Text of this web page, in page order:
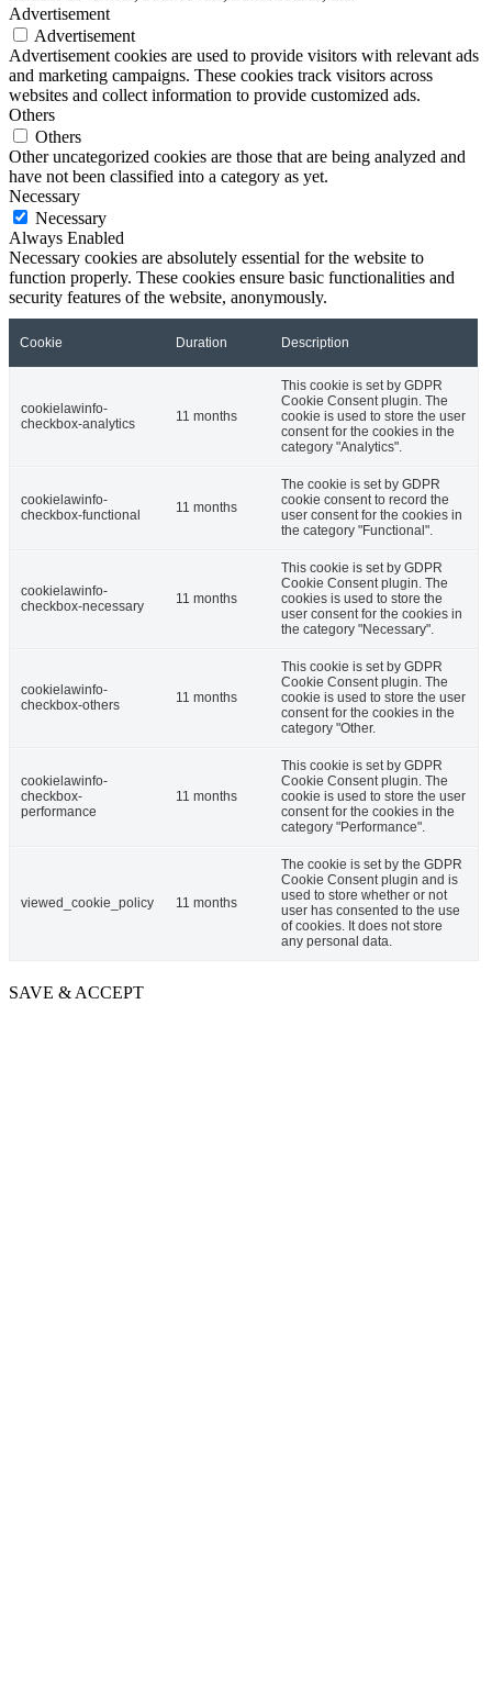
Advertisement
Advertisement
Advertisement cookies are used to provide visitors with relevant ads
and marketing campaigns. These cookies track visitors across
websites and collect information to provide customized ads.
Others
Others
Other uncategorized cookies are those that are being analyzed and
have not been classified into a category as yet.
Necessary
Necessary
Always Enabled
Necessary cookies are absolutely essential for the website to
function properly. These cookies ensure basic functionalities and
security features of the website, anonymously.
Cookie Duration Description
cookielawinfo-
checkbox-analytics
11 months
This cookie is set by GDPR
Cookie Consent plugin. The
cookie is used to store the user
consent for the cookies in the
category "Analytics".
cookielawinfo-
checkbox-functional
11 months
The cookie is set by GDPR
cookie consent to record the
user consent for the cookies in
the category "Functional".
cookielawinfo-
checkbox-necessary
11 months
This cookie is set by GDPR
Cookie Consent plugin. The
cookies is used to store the
user consent for the cookies in
the category "Necessary".
cookielawinfo-
checkbox-others
11 months
This cookie is set by GDPR
Cookie Consent plugin. The
cookie is used to store the user
consent for the cookies in the
category "Other.
cookielawinfo-
checkbox-
performance
11 months
This cookie is set by GDPR
Cookie Consent plugin. The
cookie is used to store the user
consent for the cookies in the
category "Performance".
viewed_cookie_policy 11 months
The cookie is set by the GDPR
Cookie Consent plugin and is
used to store whether or not
user has consented to the use
of cookies. It does not store
any personal data.
SAVE & ACCEPT